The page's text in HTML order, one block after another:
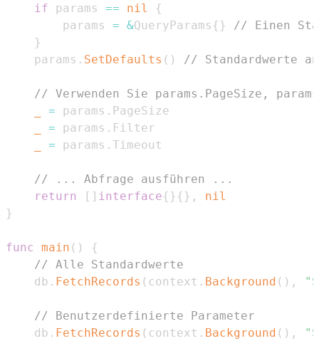
if params == nil
{
		params
= &QueryParams { }
// Einen
}
	params
. SetDefaults ( ) // Standardwerte
// Verwenden Sie params.PageSize,
= params .
= params .
= params .
// ... Abfrage ausführen ...
return
[ ] interface{ } { } ,
nil
}
func main ( )
{
// Alle Standardwerte
	db
. FetchRecords ( context . Background ( ) ,
// Benutzerdefinierte Parameter
	db
. FetchRecords ( context . Background ( ) ,